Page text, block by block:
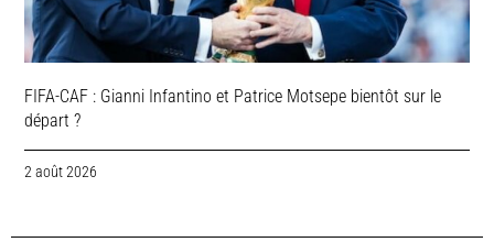
FIFA-CAF : Gianni Infantino et Patrice Motsepe bientôt sur le
départ ?
2 août 2026